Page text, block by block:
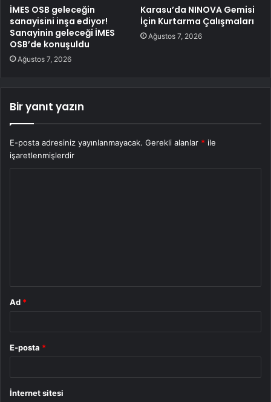
İMES OSB geleceğin
sanayisini inşa ediyor!
Sanayinin geleceği İMES
OSB’de konuşuldu
Ağustos 7, 2026
Karasu’da NINOVA Gemisi
İçin Kurtarma Çalışmaları
Ağustos 7, 2026
Bir yanıt yazın
E-posta adresiniz yayınlanmayacak. Gerekli alanlar * ile
işaretlenmişlerdir
Ad *
E-posta *
İnternet sitesi